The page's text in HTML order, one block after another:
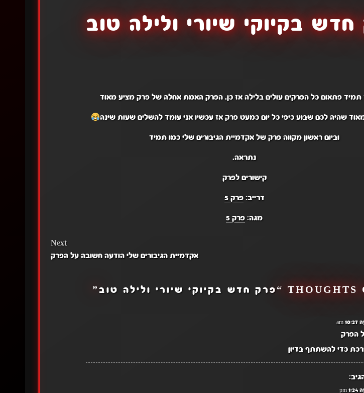
בקיוקי שיורי ולילה טוב
תמיד פתאום כל הפרקים עולים בלילה אז כן, הפרק האמת אחלה של פרק מציע מאוד
שהיה לכם שבוע כיפי כל יום כמעט פרק אז עכשיו אני עומד להשלים שעות שינה
וביום ראשון מקווה פרק של אקדמיית הגיבורים שלי כמו תמיד
נתראה.
קישורים לפרק
דרייב:פרק 5
מגה: פרק 5
Next
אקדמיית הגיבורים שלי הודעה חשובה על הפרק
פרק חדש בקיוקי שיורי ולילה טוב”
הפרק
כדי להשתתף בדיון